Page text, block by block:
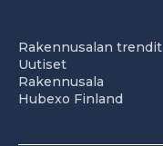
Rakennusalan trendit
Uutiset
Rakennusala
Hubexo Finland